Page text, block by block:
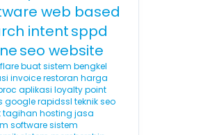
web based
intentsppd
seo website
buat sistem bengkel
invoice restoran harga
aplikasi loyalty point
google rapidssl teknik seo
tagihan hosting jasa
software sistem